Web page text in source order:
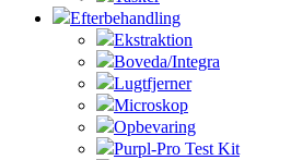
Efterbehandling
Ekstraktion
Boveda/Integra
Lugtfjerner
Microskop
Opbevaring
Purpl-Pro Test Kit